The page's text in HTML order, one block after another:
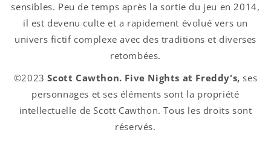
sensibles. Peu de temps après la sortie du jeu en 2014,
il est devenu culte et a rapidement évolué vers un
univers fictif complexe avec des traditions et diverses
retombées.
©2023 Scott Cawthon. Five Nights at Freddy's, ses
personnages et ses éléments sont la propriété
intellectuelle de Scott Cawthon. Tous les droits sont
réservés.
Connectez-vous à votre compte pour ajouter
des produits à votre liste de souhaits et
afficher vos articles précédemment enregistrés.